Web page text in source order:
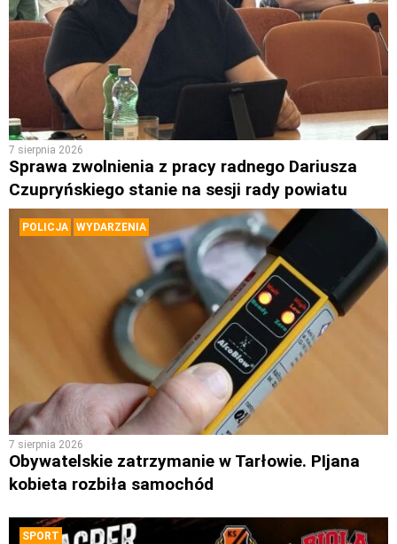
7 sierpnia 2026
Sprawa zwolnienia z pracy radnego Dariusza
Czupryńskiego stanie na sesji rady powiatu
POLICJA WYDARZENIA
7 sierpnia 2026
Obywatelskie zatrzymanie w Tarłowie. PIjana
kobieta rozbiła samochód
SPORT